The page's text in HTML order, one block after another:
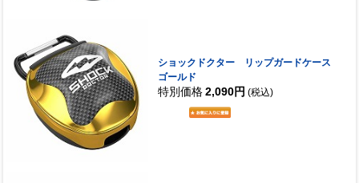
ショックドクター リップガードケース
ゴールド
特別価格 2,090円 (税込)